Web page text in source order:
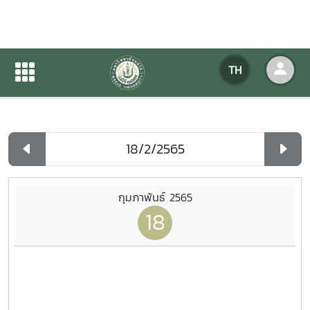
TH
ปฏิทินกิจกรรมของหน่วยงาน
ปฏิทินกิจกรรมของหน่วยงาน
กุมภาพันธ์ 2565
18